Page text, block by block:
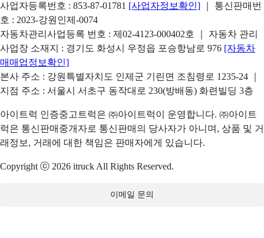
사업자등록번호 : 853-87-01781 [사업자정보확인]
｜ 통신판매번
호 : 2023-강원인제-0074
자동차관리사업등록 번호 : 제02-4123-000402호 ｜ 자동차 관리
사업장 소재지 : 경기도 화성시 우정읍 포승항남로 976 [자동차
매매업정보확인]
본사 주소 : 강원특별자치도 인제군 기린면 조침령로 1235-24 ｜
지점 주소 : 서울시 서초구 동작대로 230(방배동) 화련빌딩 3층
아이트럭 인증중고트럭은 ㈜아이트럭이 운영합니다. ㈜아이트
럭은 통신판매중개자로 통신판매의 당사자가 아니며, 상품 및 거
래정보, 거래에 대한 책임은 판매자에게 있습니다.
Copyright ⓒ 2026 itruck All Rights Reserved.
이메일 문의